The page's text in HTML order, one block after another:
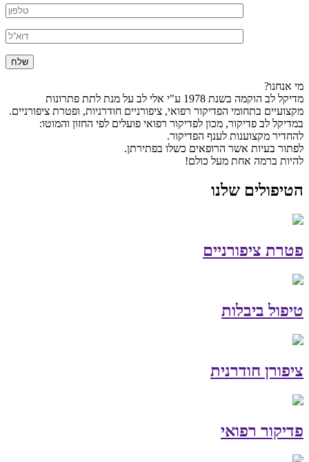
מי אנחנו?
מדיקל לב הוקמה בשנת 1978 ע"י אלי לב על מנת לתת פתרונות
מקצועיים בתחומי הפדיקור רפואי, ציפורניים חודרניות, ופטרת ציפורניים.
במדיקל לב פדיקור, מכון לפדיקור רפואי פועלים לפי החזון והמוטו:
להחדיר מקצוענות לענף הפדיקור.
לפתור בעיות אשר הרופאים כשלו בפתירתן.
להיות ברמה אחת מעל כולם!
הטיפולים שלנו
פטרת ציפורניים
טיפול ביבלות
ציפורן חודרנית
פדיקור רפואי